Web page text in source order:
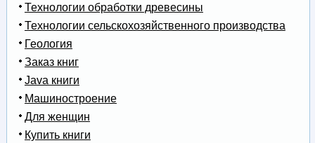
Технологии обработки древесины
Технологии сельскохозяйственного производства
Геология
Заказ книг
Java книги
Машиностроение
Для женщин
Купить книги